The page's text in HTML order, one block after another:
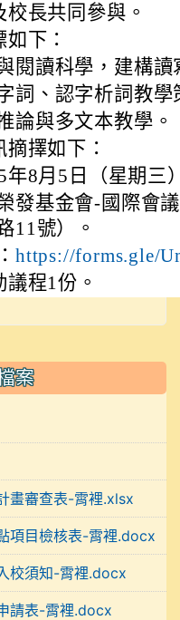
長共同參與。
下：
閱讀科學，建構讀
詞、認字析詞教學
論與多文本教學。
擇如下：
年8月5日（星期三
發基金會-國際會
11號）。
https://forms.gle/
程1份。
案
畫審查表-霄裡.xlsx
項目檢核表-霄裡.docx
校須知-霄裡.docx
請表-霄裡.docx